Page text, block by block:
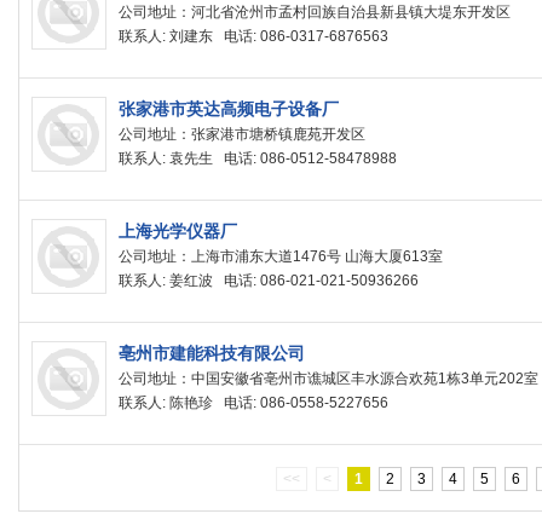
公司地址：河北省沧州市孟村回族自治县新县镇大堤东开发区
联系人: 刘建东 电话: 086-0317-6876563
张家港市英达高频电子设备厂
公司地址：张家港市塘桥镇鹿苑开发区
联系人: 袁先生 电话: 086-0512-58478988
上海光学仪器厂
公司地址：上海市浦东大道1476号 山海大厦613室
联系人: 姜红波 电话: 086-021-021-50936266
亳州市建能科技有限公司
公司地址：中国安徽省亳州市谯城区丰水源合欢苑1栋3单元202室
联系人: 陈艳珍 电话: 086-0558-5227656
<< < 1 2 3 4 5 6